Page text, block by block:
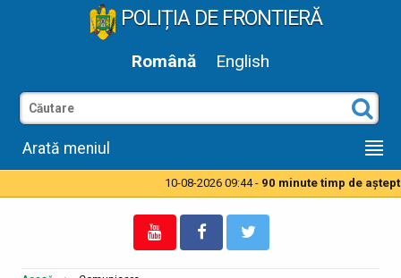
POLIȚIA DE FRONTIERĂ
Română English
Arată meniul
90 minute timp de aşteptare pentru